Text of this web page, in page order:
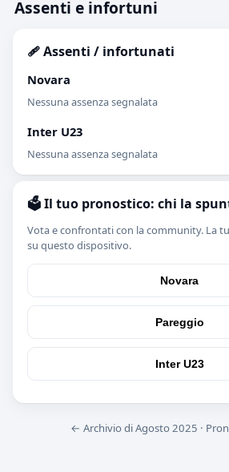
Assenti e infortuni
🩹 Assenti / infortunati
Novara
Nessuna assenza segnalata
Inter U23
Nessuna assenza segnalata
🗳️ Il tuo pronostico: chi la
Vota e confrontati con la community. La
su questo dispositivo.
Novara
Pareggio
Inter U23
← Archivio di Agosto 2025 ·